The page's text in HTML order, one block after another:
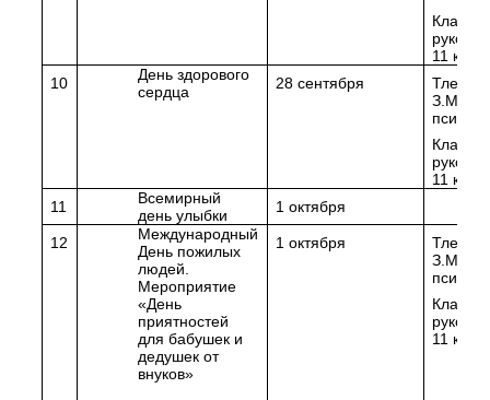
11
10
День здорового
сердца
28 сентября
З.М.
11
11
Всемирный
день улыбки
1 октября
12
Международный
День пожилых
людей.
Мероприятие
«День
приятностей
для бабушек и
дедушек от
внуков»
1 октября
З.М.
11